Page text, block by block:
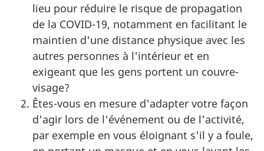
lieu pour réduire le risque de propagation
de la COVID-19, notamment en facilitant le
maintien d'une distance physique avec les
autres personnes à l'intérieur et en
exigeant que les gens portent un couvre-
visage?
Êtes-vous en mesure d'adapter votre façon
d'agir lors de l'événement ou de l'activité,
par exemple en vous éloignant s'il y a foule,